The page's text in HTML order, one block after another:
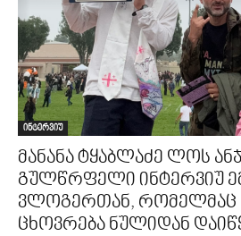
ინტერვიუ
მანანა ტყაბლაძე ლოს
გულწრფელი ინტერვიუ
ვლოგერთან, რომელმაც
ცხოვრება ნულიდან